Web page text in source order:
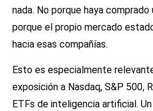
nada. No porque haya
porque el propio mercado
hacia esas compañías.
Esto es especialmente
exposición a Nasdaq, S&P 500,
ETFs de inteligencia artificial.